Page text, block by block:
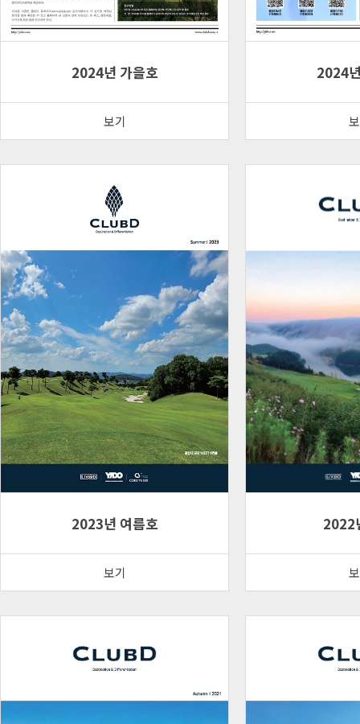
2024년 가을호
보기
2024
2023년 여름호
보기
2022